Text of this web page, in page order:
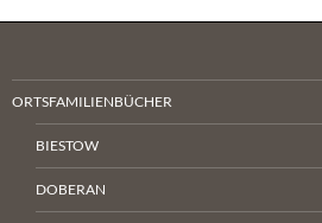
ORTSFAMILIENBÜCHER
BIESTOW
DOBERAN